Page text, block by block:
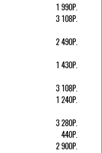
1 990Р.
3 108Р.
2 490Р.
1 430Р.
3 108Р.
1 240Р.
3 280Р.
440Р.
2 900Р.